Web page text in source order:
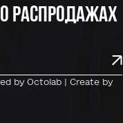
распродажах
by Octolab | Create by